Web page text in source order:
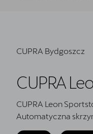
Samochody dostępne
Jazda próbna CUPRĄ
CUPRA For Business
Akcesoria CUPRA
CUPRA Bydgoszcz
CUPRA
CUPRA Leon
Automatyczna